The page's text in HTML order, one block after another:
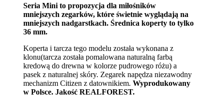
Seria Mini to propozycja dla miłośników
mniejszych zegarków, które świetnie wyglądają na
mniejszych nadgarstkach. Średnica koperty to tylko
36 mm.
Koperta i tarcza tego modelu została wykonana z
klonu(tarcza została pomalowana naturalną farbą
kredową do drewna w kolorze pudrowego różu) a
pasek z naturalnej skóry. Zegarek napędza niezawodny
mechanizm Citizen z datownikiem. Wyprodukowany
w Polsce. Jakość REALFOREST.